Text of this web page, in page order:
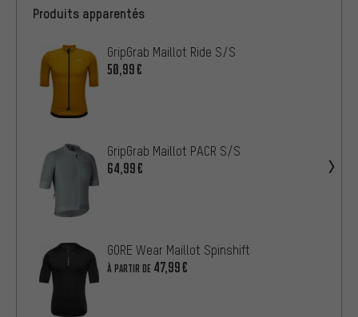
Produits apparentés
GripGrab Maillot Ride S/S
50,99€
GripGrab Maillot PACR S/S
64,99€
GORE Wear Maillot Spinshift
À PARTIR DE 47,99€